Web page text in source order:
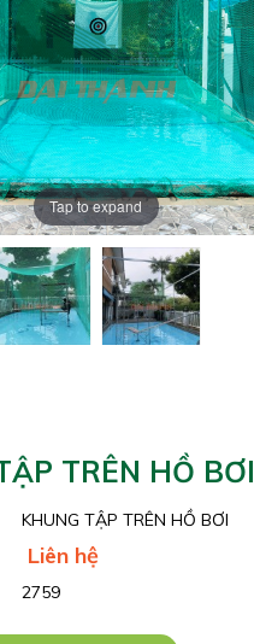
Tap to expand
TRÊN HỒ BƠI
KHUNG TẬP TRÊN HỒ BƠI
Liên hệ
2759